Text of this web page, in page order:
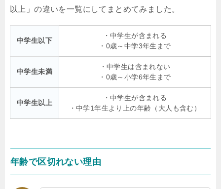
以上」の違いを一覧にしてまとめてみました。
中学生以下
・中学生が含まれる
・0歳～中学3年生まで
中学生未満
・中学生は含まれない
・0歳～小学6年生まで
中学生以上
・中学生が含まれる
・中学1年生より上の年齢（大人も含む）
年齢で区切れない理由